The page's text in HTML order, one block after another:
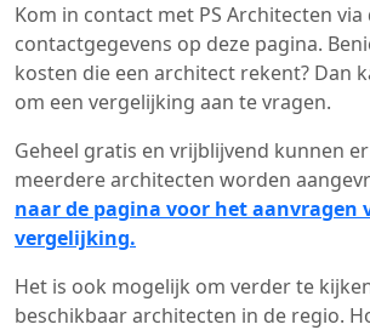
Kom in contact met PS Architecten via
contactgegevens op deze pagina.
kosten die een architect rekent? Dan
om een vergelijking aan te vragen.
Geheel gratis en vrijblijvend kunnen
meerdere architecten worden
naar de pagina voor het aanvragen
vergelijking.
Het is ook mogelijk om verder te
beschikbaar architecten in de regio.